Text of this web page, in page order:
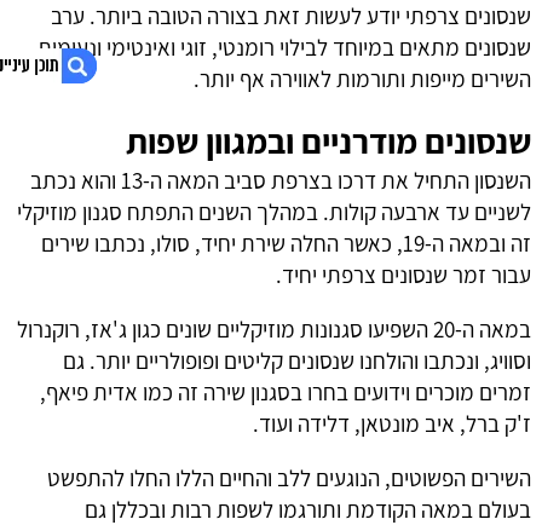
1. ערב מוזיקלי מרגש
2. שנסונים מודרניים ובמגוון שפות
3. שנסונים בסלון
שנסונים צרפתי יודע לעשות זאת בצורה הטובה ביותר. ערב
שנסונים מתאים במיוחד לבילוי רומנטי, זוגי ואינטימי ונעימות
השירים מייפות ותורמות לאווירה אף יותר.
שנסונים מודרניים ובמגוון שפות
השנסון התחיל את דרכו בצרפת סביב המאה ה-13 והוא נכתב
לשניים עד ארבעה קולות. במהלך השנים התפתח סגנון מוזיקלי
זה ובמאה ה-19, כאשר החלה שירת יחיד, סולו, נכתבו שירים
עבור זמר שנסונים צרפתי יחיד.
במאה ה-20 השפיעו סגנונות מוזיקליים שונים כגון ג'אז, רוקנרול
וסוויג, ונכתבו והולחנו שנסונים קליטים ופופולריים יותר. גם
זמרים מוכרים וידועים בחרו בסגנון שירה זה כמו אדית פיאף,
ז'ק ברל, איב מונטאן, דלידה ועוד.
השירים הפשוטים, הנוגעים ללב והחיים הללו החלו להתפשט
בעולם במאה הקודמת ותורגמו לשפות רבות ובכללן גם